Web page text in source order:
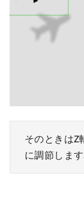
そのときはZ
に調節します